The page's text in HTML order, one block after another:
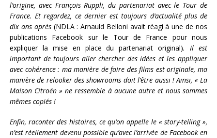
l’origine, avec François Ruppli, du partenariat avec le Tour de
France. Et regardez, ce dernier est toujours d’actualité plus de
dix ans après (NDLA : Arnauld Belloni avait réagi à une de nos
publications Facebook sur le Tour de France pour nous
expliquer la mise en place du partenariat original). Il est
important de toujours aller chercher des idées et les appliquer
avec cohérence : ma manière de faire des films est originale, ma
manière de relooker des showrooms doit l’être aussi ! Ainsi, « La
Maison Citroën » ne ressemble à aucune autre et nous sommes
mêmes copiés !
Enfin, raconter des histoires, ce qu’on appelle le « story-telling »,
n’est réellement devenu possible qu’avec l’arrivée de Facebook en